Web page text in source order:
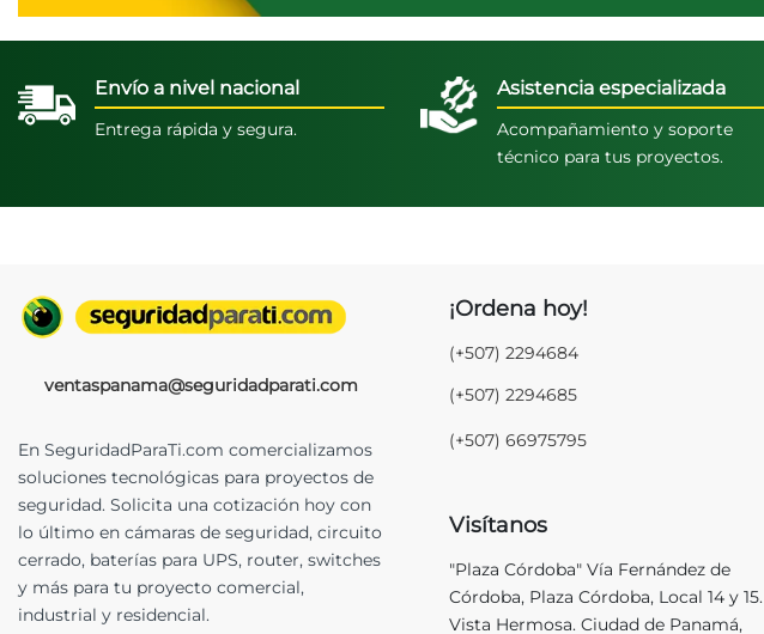
Envío a nivel nacional
Entrega rápida y segura.
Asistencia especializada
Acompañamiento y soporte
técnico para tus proyectos.
ventaspanama@seguridadparati.com
En SeguridadParaTi.com comercializamos
soluciones tecnológicas para proyectos de
seguridad. Solicita una cotización hoy con
lo último en cámaras de seguridad, circuito
cerrado, baterías para UPS, router, switches
y más para tu proyecto comercial,
industrial y residencial.
¡Ordena hoy!
(+507) 2294684
(+507) 2294685
(+507) 66975795
Visítanos
"Plaza Córdoba" Vía Fernández de
Córdoba, Plaza Córdoba, Local 14 y 15.
Vista Hermosa. Ciudad de Panamá,